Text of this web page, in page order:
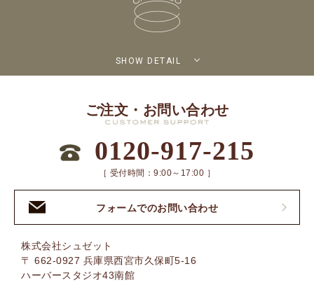
SHOW DETAIL
ご注文・お問い合わせ
0120-917-215
［ 受付時間：9:00～17:00 ］
フォームでのお問い合わせ
株式会社シュゼット
〒 662-0927 兵庫県西宮市久保町5-16
ハーバースタジオ43南館